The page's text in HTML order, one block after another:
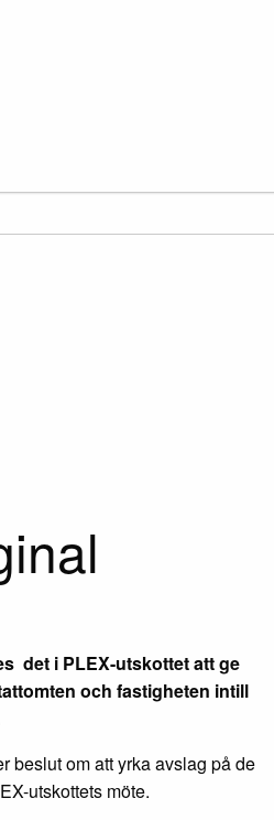
det i PLEX-utskottet att ge
och fastigheten intill
beslut om att yrka avslag på de
utskottets möte.